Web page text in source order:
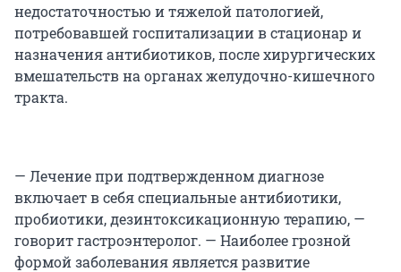
недостаточностью и тяжелой патологией,
потребовавшей госпитализации в стационар и
назначения антибиотиков, после хирургических
вмешательств на органах желудочно-кишечного
тракта.
— Лечение при подтвержденном диагнозе
включает в себя специальные антибиотики,
пробиотики, дезинтоксикационную терапию, —
говорит гастроэнтеролог. — Наиболее грозной
формой заболевания является развитие